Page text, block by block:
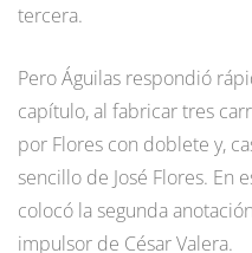
tercera.
Pero Águilas respondió
capítulo, al fabricar tres
por Flores con doblete y,
sencillo de José Flores. En
colocó la segunda
impulsor de César Valera.